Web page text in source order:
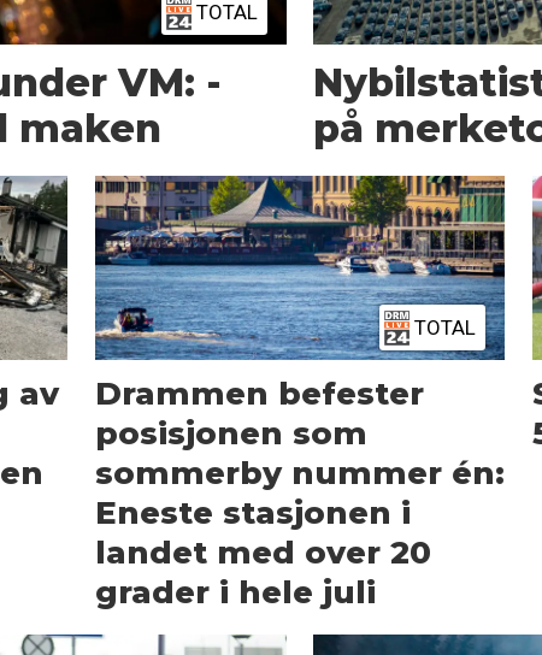
TOTAL
VM: -
maken
på
av
TOTAL
Drammen befester
posisjonen som
sommerby nummer én:
Eneste stasjonen i
landet med over 20
grader i hele juli